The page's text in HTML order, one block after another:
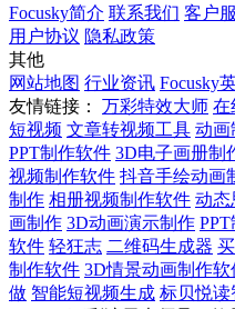
Focusky简介 联系我们 客户
用户协议 隐私政策
其他
网站地图 行业资讯 Focusky
友情链接：
万彩特效大师 在
短视频 文章转视频工具 动画
PPT制作软件 3D电子画册制
视频制作软件 抖音手绘动画
制作 相册视频制作软件 动态
画制作 3D动画演示制作
软件 轻狂志 二维码生成器
制作软件 3D情景动画制作软
做 智能短视频生成 标贝悦读